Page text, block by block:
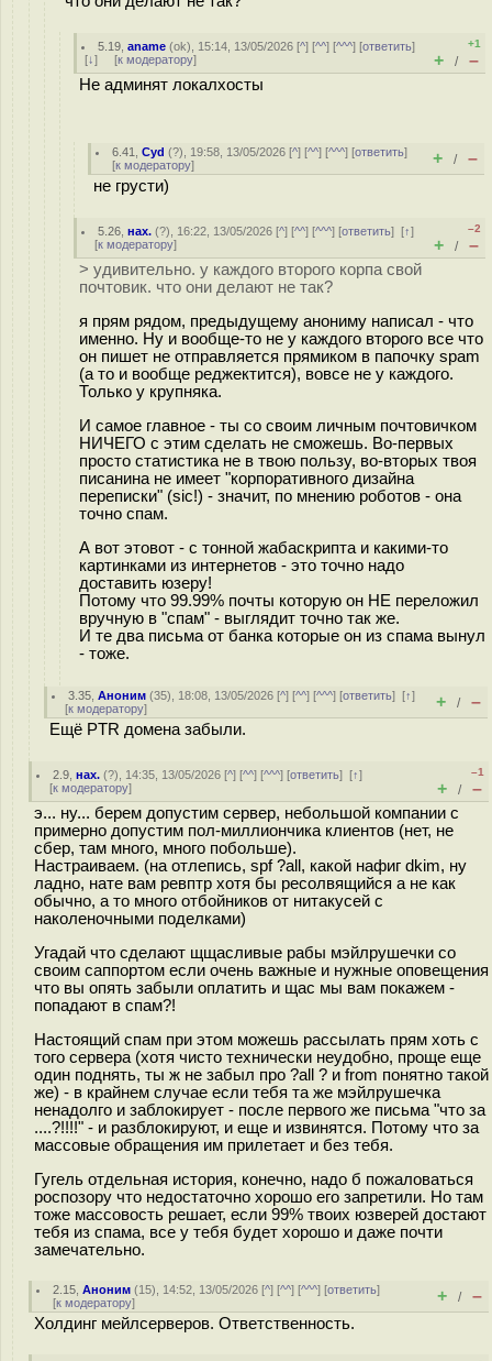
5.19 ,aname (ok), 15:14, 13/05/2026 [^] [^^] [^^^] [ответить]
[↓] [к модератору]
+1
+ / –
Не админят локалхосты
6.41 ,Cyd (?), 19:58, 13/05/2026 [^] [^^] [^^^] [ответить]
[к модератору] + / –
не грусти)
5.26 ,нах. (?), 16:22, 13/05/2026 [^] [^^] [^^^] [ответить][↑]
[к модератору]
–2
+ / –
> удивительно. у каждого второго корпа свой
почтовик. что они делают не так?
я прям рядом, предыдущему анониму написал - что
именно. Ну и вообще-то не у каждого второго все что
он пишет не отправляется прямиком в папочку spam
(а то и вообще реджектится), вовсе не у каждого.
Только у крупняка.
И самое главное - ты со своим личным почтовичком
НИЧЕГО с этим сделать не сможешь. Во-первых
просто статистика не в твою пользу, во-вторых твоя
писанина не имеет "корпоративного дизайна
переписки" (sic!) - значит, по мнению роботов - она
точно спам.
А вот этовот - с тонной жабаскрипта и какими-то
картинками из интернетов - это точно надо
доставить юзеру!
Потому что 99.99% почты которую он НЕ переложил
вручную в "спам" - выглядит точно так же.
И те два письма от банка которые он из спама вынул
- тоже.
3.35 ,Аноним (35), 18:08, 13/05/2026 [^] [^^] [^^^] [ответить][↑]
[к модератору] + / –
Ещё PTR домена забыли.
2.9 ,нах. (?), 14:35, 13/05/2026 [^] [^^] [^^^] [ответить][↑]
[к модератору]
–1
+ / –
э... ну... берем допустим сервер, небольшой компании с
примерно допустим пол-миллиончика клиентов (нет, не
сбер, там много, много побольше).
Настраиваем. (на отлепись, spf ?all, какой нафиг dkim, ну
ладно, нате вам ревптр хотя бы ресолвящийся а не как
обычно, а то много отбойников от нитакусей с
наколеночными поделками)
Угадай что cделают щщасливые рабы мэйлрушечки со
своим саппортом если очень важные и нужные оповещения
что вы опять забыли оплатить и щас мы вам покажем -
попадают в спам?!
Настоящий спам при этом можешь рассылать прям хоть с
того сервера (хотя чисто технически неудобно, проще еще
один поднять, ты ж не забыл про ?all ? и from понятно такой
же) - в крайнем случае если тебя та же мэйлрушечка
ненадолго и заблокирует - после первого же письма "что за
....?!!!!" - и разблокируют, и еще и извинятся. Потому что за
массовые обращения им прилетает и без тебя.
Гугель отдельная история, конечно, надо б пожаловаться
роспозору что недостаточно хорошо его запретили. Но там
тоже массовость решает, если 99% твоих юзверей достают
тебя из спама, все у тебя будет хорошо и даже почти
замечательно.
2.15 ,Аноним (15), 14:52, 13/05/2026 [^] [^^] [^^^] [ответить]
[к модератору] + / –
Холдинг мейлсерверов. Ответственность.